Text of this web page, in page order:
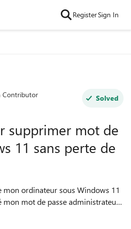
RegisterSign In
Contributor Solved
supprimer mot de
11 sans perte de
mon ordinateur sous Windows 11
mon mot de passe administrateur.
un moyen de supprimer mot de